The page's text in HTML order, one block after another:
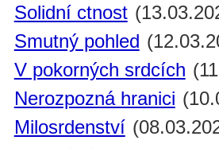
Solidní ctnost
Smutný pohled
V pokorných srdcích
Nerozpozná hranici
Milosrdenství